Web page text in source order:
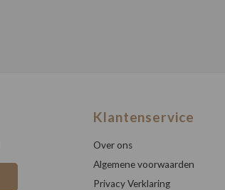
Klantenservice
Over ons
Algemene voorwaarden
Privacy Verklaring